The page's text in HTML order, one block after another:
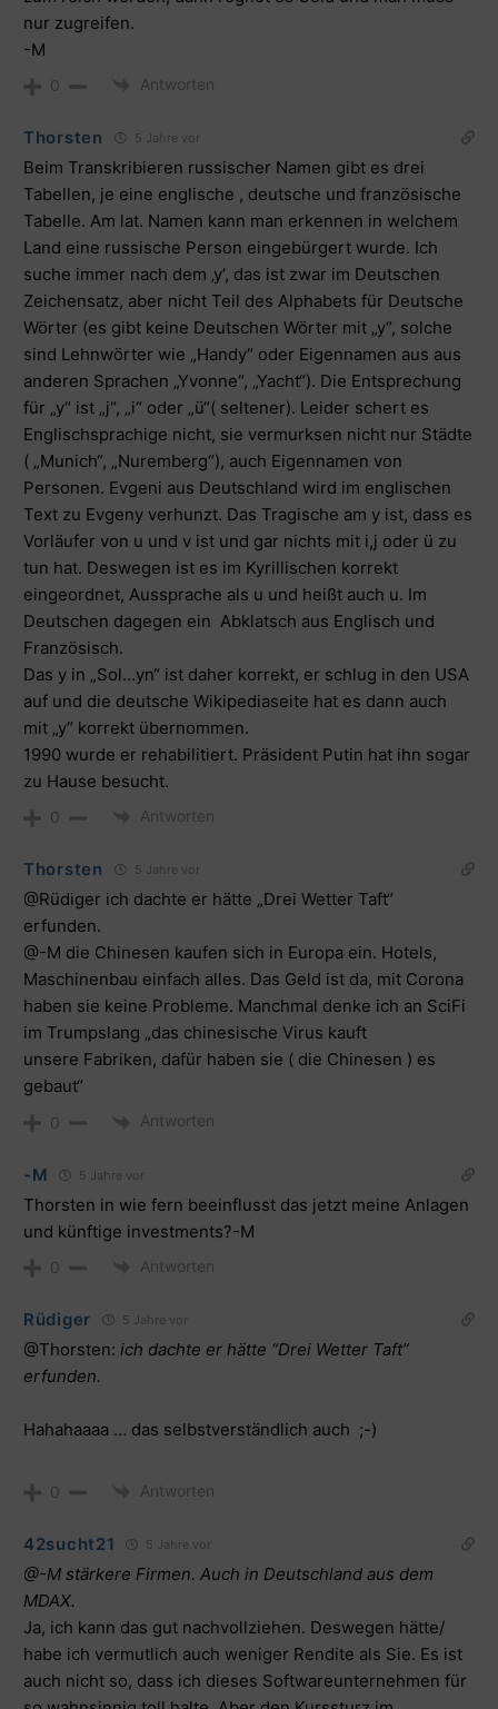
nur zugreifen.
-M
0 Antworten
Thorsten 5 Jahre vor
Beim Transkribieren russischer Namen gibt es drei
Tabellen, je eine englische , deutsche und französische
Tabelle. Am lat. Namen kann man erkennen in welchem
Land eine russische Person eingebürgert wurde. Ich
suche immer nach dem ‚y‘, das ist zwar im Deutschen
Zeichensatz, aber nicht Teil des Alphabets für Deutsche
Wörter (es gibt keine Deutschen Wörter mit „y“, solche
sind Lehnwörter wie „Handy“ oder Eigennamen aus aus
anderen Sprachen „Yvonne“, „Yacht“). Die Entsprechung
für „y“ ist „j“, „i“ oder „ü“( seltener). Leider schert es
Englischsprachige nicht, sie vermurksen nicht nur Städte
( „Munich“, „Nuremberg“), auch Eigennamen von
Personen. Evgeni aus Deutschland wird im englischen
Text zu Evgeny verhunzt. Das Tragische am y ist, dass es
Vorläufer von u und v ist und gar nichts mit i,j oder ü zu
tun hat. Deswegen ist es im Kyrillischen korrekt
eingeordnet, Aussprache als u und heißt auch u. Im
Deutschen dagegen ein Abklatsch aus Englisch und
Französisch.
Das y in „Sol…yn“ ist daher korrekt, er schlug in den USA
auf und die deutsche Wikipediaseite hat es dann auch
mit „y“ korrekt übernommen.
1990 wurde er rehabilitiert. Präsident Putin hat ihn sogar
zu Hause besucht.
0 Antworten
Thorsten 5 Jahre vor
@Rüdiger ich dachte er hätte „Drei Wetter Taft“
erfunden.
@-M die Chinesen kaufen sich in Europa ein. Hotels,
Maschinenbau einfach alles. Das Geld ist da, mit Corona
haben sie keine Probleme. Manchmal denke ich an SciFi
im Trumpslang „das chinesische Virus kauft
unsere Fabriken, dafür haben sie ( die Chinesen ) es
gebaut“
0 Antworten
-M 5 Jahre vor
Thorsten in wie fern beeinflusst das jetzt meine Anlagen
und künftige investments?-M
0 Antworten
Rüdiger 5 Jahre vor
@Thorsten: ich dachte er hätte “Drei Wetter Taft”
erfunden.
Hahahaaaa … das selbstverständlich auch ;-)
0 Antworten
42sucht21 5 Jahre vor
@-M stärkere Firmen. Auch in Deutschland aus dem
MDAX.
Ja, ich kann das gut nachvollziehen. Deswegen hätte/
habe ich vermutlich auch weniger Rendite als Sie. Es ist
auch nicht so, dass ich dieses Softwareunternehmen für